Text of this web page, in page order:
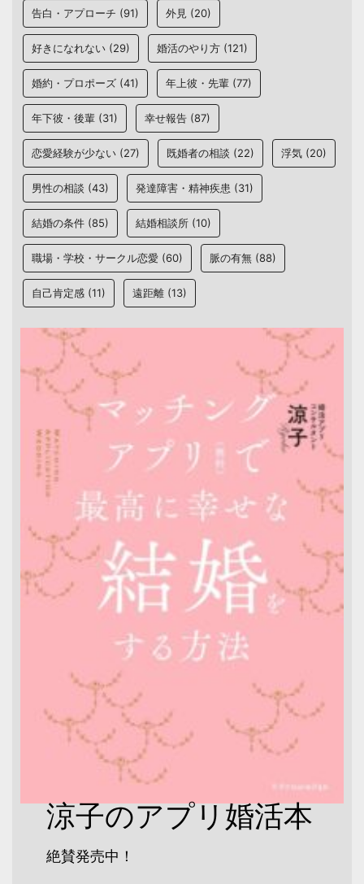
告白・アプローチ (91) 外見 (20)
好きになれない (29) 婚活のやり方 (121)
婚約・プロポーズ (41) 年上彼・先輩 (77)
年下彼・後輩 (31) 幸せ報告 (87)
恋愛経験が少ない (27) 既婚者の相談 (22) 浮気 (20)
男性の相談 (43) 発達障害・精神疾患 (31)
結婚の条件 (85) 結婚相談所 (10)
職場・学校・サークル恋愛 (60) 脈の有無 (88)
自己肯定感 (11) 遠距離 (13)
涼子のアプリ婚活本
絶賛発売中！